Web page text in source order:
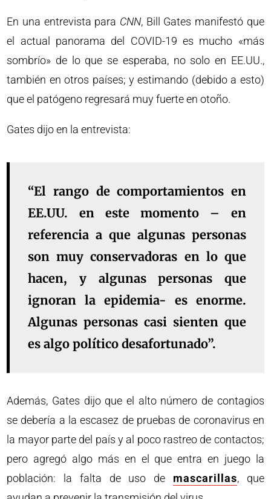
En una entrevista para CNN, Bill Gates manifestó que
el actual panorama del COVID-19 es mucho «más
sombrío» de lo que se esperaba, no solo en EE.UU.,
también en otros países; y estimando (debido a esto)
que el patógeno regresará muy fuerte en otoño.
Gates dijo en la entrevista:
“El rango de comportamientos en
EE.UU. en este momento – en
referencia a que algunas personas
son muy conservadoras en lo que
hacen, y algunas personas que
ignoran la epidemia- es enorme.
Algunas personas casi sienten que
es algo político desafortunado”.
Además, Gates dijo que el alto número de contagios
se debería a la escasez de pruebas de coronavirus en
la mayor parte del país y al poco rastreo de contactos;
pero agregó algo más en el que entra en juego la
población: la falta de uso de mascarillas, que